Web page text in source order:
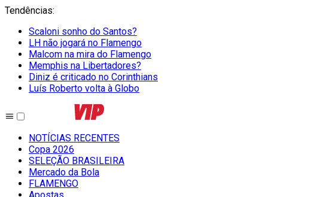
Tendências:
Scaloni sonho do Santos?
LH não jogará no Flamengo
Malcom na mira do Flamengo
Memphis na Libertadores?
Diniz é criticado no Corinthians
Luís Roberto volta à Globo
NOTÍCIAS RECENTES
Copa 2026
SELEÇÃO BRASILEIRA
Mercado da Bola
FLAMENGO